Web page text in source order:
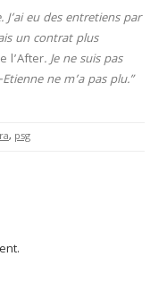
J’ai eu des entretiens par
un contrat plus
l’After. Je ne suis pas
ne m’a pas plu.”
, psg